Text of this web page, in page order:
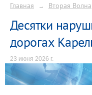
Главная → Вторая Волна
Десятки
дорогах
23 июня 2026 г.